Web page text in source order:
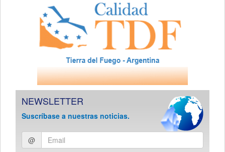
NEWSLETTER
Suscríbase a nuestras noticias.
Ingresar
email
@